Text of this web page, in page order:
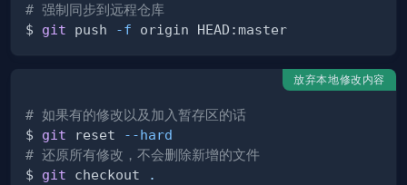
# 强制同步到远程仓库
$ git push -f
放弃本地修改内容
# 如果有的修改以及加入暂存区的话
$ git reset
--hard
# 还原所有修改，不会删除新增的文件
$ git checkout
.